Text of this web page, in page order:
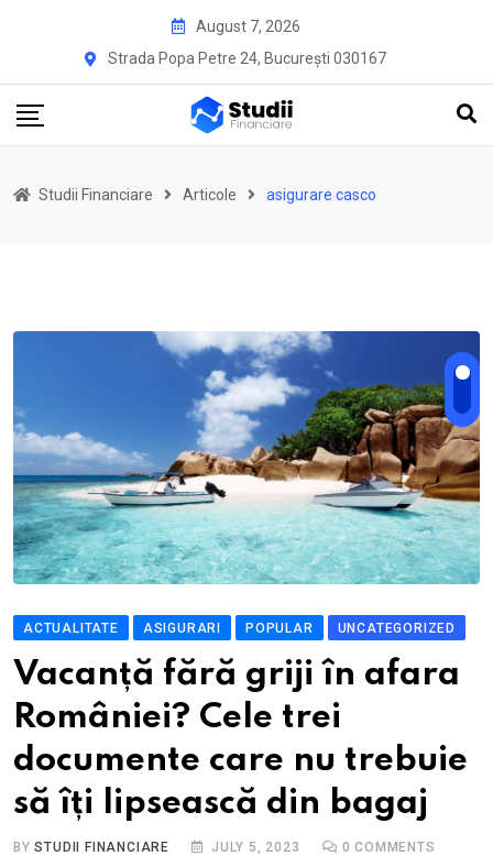
August 7, 2026
Strada Popa Petre 24, București 030167
Studii Financiare Articole asigurare casco
ACTUALITATE ASIGURARI POPULAR UNCATEGORIZED
Vacanță fără griji în afara
României? Cele trei
documente care nu trebuie
să îți lipsească din bagaj
BYSTUDII FINANCIARE JULY 5, 2023 0 COMMENTS